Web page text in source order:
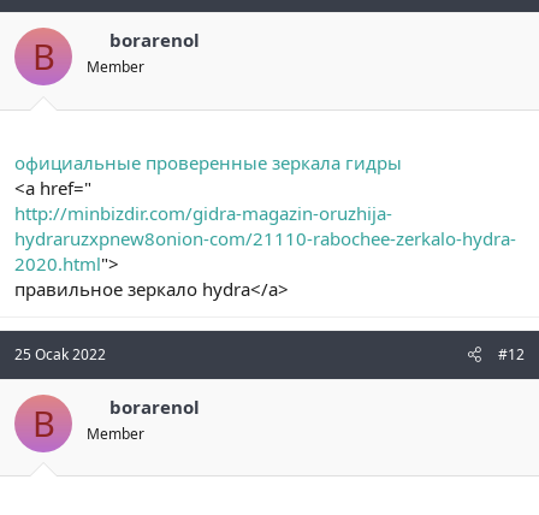
B borarenol
Member
официальные проверенные зеркала гидры
<a href="
http://minbizdir.com/gidra-magazin-oruzhija-
hydraruzxpnew8onion-com/21110-rabochee-zerkalo-hydra-
2020.html">
правильное зеркало hydra</a>
25 Ocak 2022 #12
B borarenol
Member